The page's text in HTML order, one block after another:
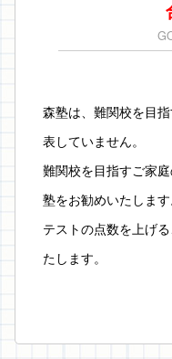
森塾は、難関校を目
表していません。
難関校を目指すご家
塾をお勧めいたします
テストの点数を上げ
たします。